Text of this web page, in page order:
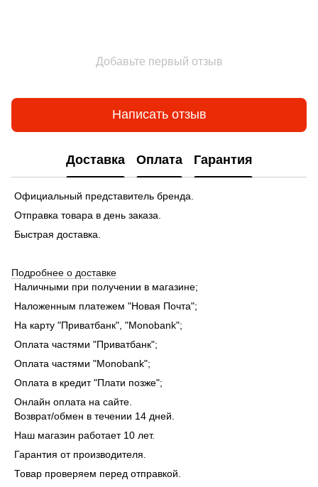
Добавьте первый отзыв
Написать отзыв
Доставка Оплата Гарантия
Официальный представитель бренда.
Отправка товара в день заказа.
Быстрая доставка.
Подробнее о доставке
Наличными при получении в магазине;
Наложенным платежем "Новая Почта";
На карту "Приватбанк", "Monobank";
Оплата частями "Приватбанк";
Оплата частями "Monobank";
Оплата в кредит "Плати позже";
Онлайн оплата на сайте.
Возврат/обмен в течении 14 дней.
Наш магазин работает 10 лет.
Гарантия от производителя.
Товар проверяем перед отправкой.